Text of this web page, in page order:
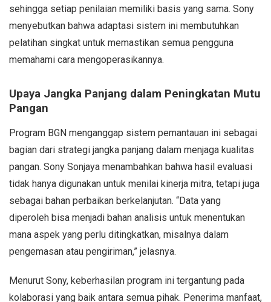
sehingga setiap penilaian memiliki basis yang sama. Sony
menyebutkan bahwa adaptasi sistem ini membutuhkan
pelatihan singkat untuk memastikan semua pengguna
memahami cara mengoperasikannya.
Upaya Jangka Panjang dalam Peningkatan Mutu
Pangan
Program BGN menganggap sistem pemantauan ini sebagai
bagian dari strategi jangka panjang dalam menjaga kualitas
pangan. Sony Sonjaya menambahkan bahwa hasil evaluasi
tidak hanya digunakan untuk menilai kinerja mitra, tetapi juga
sebagai bahan perbaikan berkelanjutan. “Data yang
diperoleh bisa menjadi bahan analisis untuk menentukan
mana aspek yang perlu ditingkatkan, misalnya dalam
pengemasan atau pengiriman,” jelasnya.
Menurut Sony, keberhasilan program ini tergantung pada
kolaborasi yang baik antara semua pihak. Penerima manfaat,